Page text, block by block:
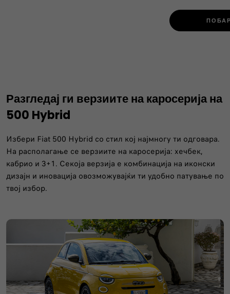
Разгледај ги верзиите на каросерија на
500 Hybrid
Избери Fiat 500 Hybrid со стил кој најмногу ти одговара.
На располагање се верзиите на каросерија: хечбек,
кабрио и 3+1. Секоја верзија е комбинација на иконски
дизајн и иновација овозможувајќи ти удобно патување по
твој избор.